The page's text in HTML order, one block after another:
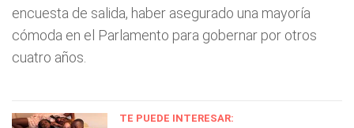
encuesta de salida, haber asegurado una mayoría
cómoda en el Parlamento para gobernar por otros
cuatro años.
TE PUEDE INTERESAR: